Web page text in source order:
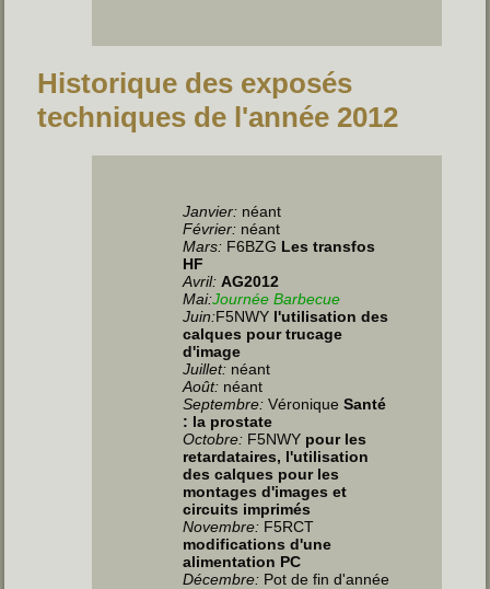
Historique des exposés
techniques de l'année 2012
Janvier: néant
Février: néant
Mars: F6BZG Les transfos
HF
Avril: AG2012
Mai:Journée Barbecue
Juin:F5NWY l'utilisation des
calques pour trucage
d'image
Juillet: néant
Août: néant
Septembre: VéroniqueSanté
: la prostate
Octobre: F5NWY pour les
retardataires, l'utilisation
des calques pour les
montages d'images et
circuits imprimés
Novembre: F5RCT
modifications d'une
alimentation PC
Décembre: Pot de fin d'année